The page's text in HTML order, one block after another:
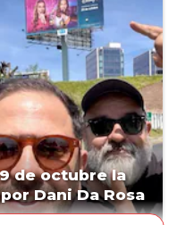
de octubre la
Dani Da Rosa